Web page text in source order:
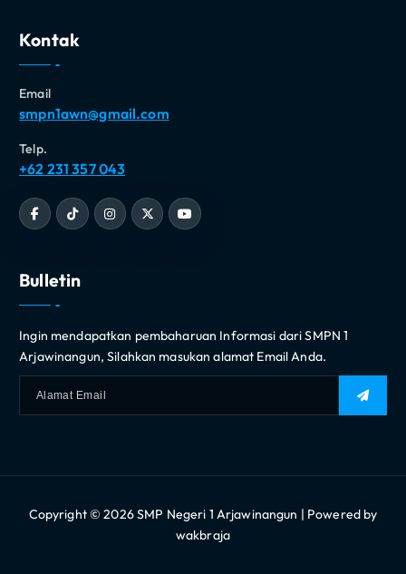
Kontak
Email
smpn1awn@gmail.com
Telp.
+62 231 357 043
Bulletin
Ingin mendapatkan pembaharuan Informasi dari SMPN 1
Arjawinangun, Silahkan masukan alamat Email Anda.
Copyright © 2026 SMP Negeri 1 Arjawinangun | Powered by
wakbraja